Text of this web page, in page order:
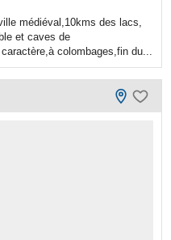
médiéval,10kms des lacs,
et caves de
colombages,fin du...